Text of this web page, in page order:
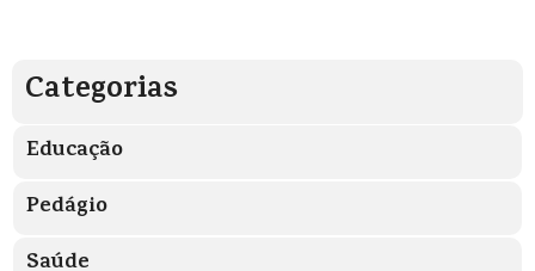
Categorias
Educação
Pedágio